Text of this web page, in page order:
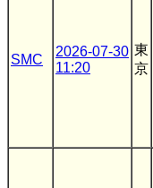
SMC
2026-07-30
11:20
東
京